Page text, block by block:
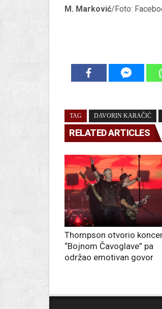
M. Marković/Foto:
TAG DAVORIN KARAČIĆ
RELATED ARTICLES
Thompson otvorio
“Bojnom Čavoglave” pa
održao emotivan govor